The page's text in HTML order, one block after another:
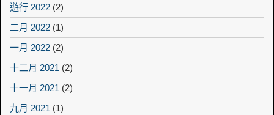
遊行 2022 (2)
二月 2022 (1)
一月 2022 (2)
十二月 2021 (2)
十一月 2021 (2)
九月 2021 (1)